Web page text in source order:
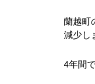
蘭越町
減少し
4年間